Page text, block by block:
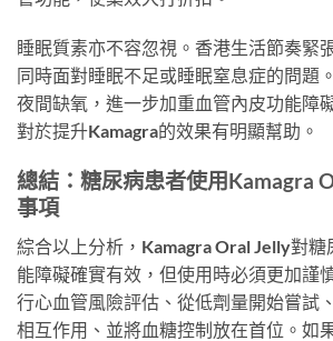
睡眠質素亦不容忽視。香港生活節奏緊
同時面對睡眠不足或睡眠窒息症的問題
夜間缺氧，進一步加重血管內皮功能障
對於提升Kamagra的效果有明顯幫助。
總結：糖尿病患者使用Kamagra
事項
綜合以上分析，Kamagra Oral Jelly對糖
能障礙確實有效，但使用時必須更加謹
行心血管風險評估、從低劑量開始嘗試
相互作用、並將血糖控制放在首位。如